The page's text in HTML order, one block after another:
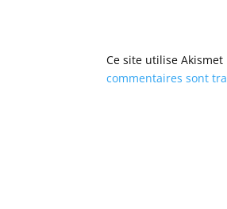
Ce site utilise
commentaires sont